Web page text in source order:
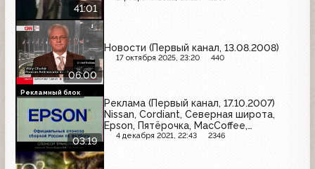
41:01
06:00
Новости (Первый канал, 13.08.2008)
17 октября 2025, 23:20 440
03:19
Реклама (Первый канал, 17.10.2007)
Nissan, Cordiant, Северная широта,
Epson, Пятёрочка, MacCoffee,
Страховое общество "Россия", Kia,
4 декабря 2021, 22:43 2346
Рекламный блок